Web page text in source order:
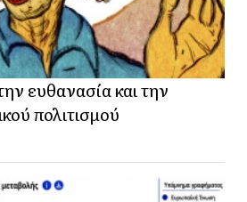
ευθανασία και την
πολιτισμού